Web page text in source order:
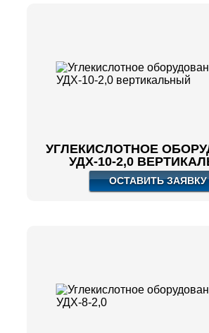
УГЛЕКИСЛОТНОЕ
УДХ-10-2,0
ОСТАВИТЬ ЗАЯВКУ